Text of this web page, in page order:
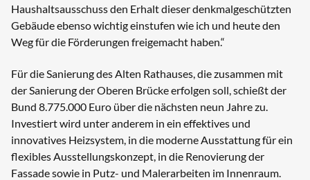
Haushaltsausschuss den Erhalt dieser denkmalgeschützten
Gebäude ebenso wichtig einstufen wie ich und heute den
Weg für die Förderungen freigemacht haben.“
Für die Sanierung des Alten Rathauses, die zusammen mit
der Sanierung der Oberen Brücke erfolgen soll, schießt der
Bund 8.775.000 Euro über die nächsten neun Jahre zu.
Investiert wird unter anderem in ein effektives und
innovatives Heizsystem, in die moderne Ausstattung für ein
flexibles Ausstellungskonzept, in die Renovierung der
Fassade sowie in Putz- und Malerarbeiten im Innenraum.